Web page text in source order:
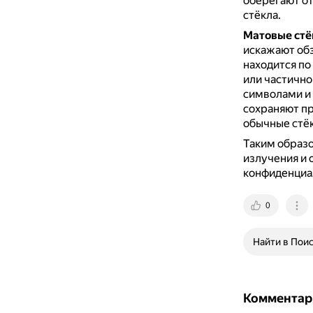
стёкла.
Матовые
искажают
находится
или
символами
сохраняют
обычные
Таким
излучения и
0
Найти в